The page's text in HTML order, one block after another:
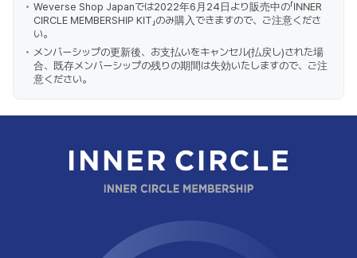
Weverse Shop Japanでは2022年6月24日より販売中の「INNER
CIRCLE MEMBERSHIP KIT」のみ購入できますので、ご注意くださ
い。
メンバーシップの更新後、お支払いをキャンセル(払戻し)された場
合、既存メンバーシップの残りの期間は失効いたしますので、ご注
意ください。